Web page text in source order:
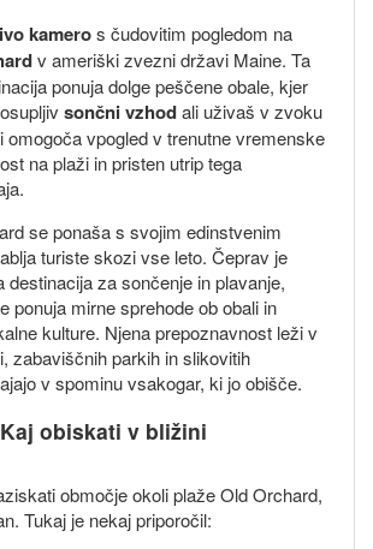
kameros čudovitim pogledom na
v ameriški zvezni državi Maine. Ta
ponuja dolge peščene obale, kjer
sončni vzhodali uživaš v zvoku
omogoča vpogled v trenutne vremenske
na plaži in pristen utrip tega
se ponaša s svojim edinstvenim
turiste skozi vse leto. Čeprav je
destinacija za sončenje in plavanje,
ponuja mirne sprehode ob obali in
kulture. Njena prepoznavnost leži v
zabaviščnih parkih in slikovitih
v spominu vsakogar, ki jo obišče.
Kaj obiskati v bližini
območje okoli plaže Old Orchard,
Tukaj je nekaj priporočil: